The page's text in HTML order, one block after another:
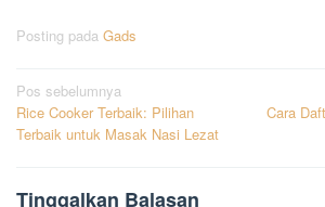
Posting pada Gads
Navigasi
pos
Pos sebelumnya
Rice Cooker Terbaik: Pilihan
Terbaik untuk Masak Nasi Lezat
Cara
Tinggalkan Balasan